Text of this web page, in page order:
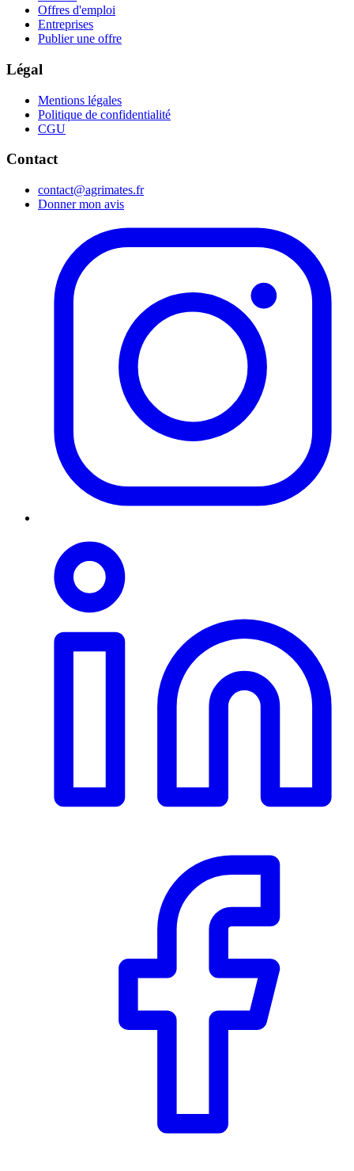
Offres d'emploi
Entreprises
Publier une offre
Légal
Mentions légales
Politique de confidentialité
CGU
Contact
contact@agrimates.fr
Donner mon avis